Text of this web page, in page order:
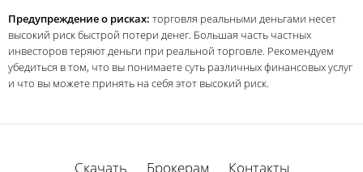
Предупреждение о рисках: торговля реальными деньгами несет
высокий риск быстрой потери денег. Большая часть частных
инвесторов теряют деньги при реальной торговле. Рекомендуем
убедиться в том, что вы понимаете суть различных финансовых услуг
и что вы можете принять на себя этот высокий риск.
Скачать Брокерам Контакты